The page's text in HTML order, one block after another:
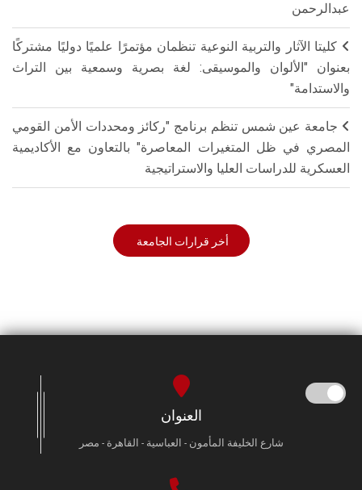
عبدالرحمن
كليتا الآثار والتربية النوعية تنظمان مؤتمرًا علميًا دوليًا مشتركًا
بعنوان "الألوان والموسيقى: لغة بصرية وسمعية بين التراث
والاستدامة"
جامعة عين شمس تنظم برنامج "ركائز ومحددات الأمن القومي
المصري في ظل المتغيرات المعاصرة" بالتعاون مع الأكاديمية
العسكرية للدراسات العليا والاستراتيجية
أخر قرارات الجامعة
العنوان
شارع الخليفة المأمون - العباسية - القاهرة - مصر